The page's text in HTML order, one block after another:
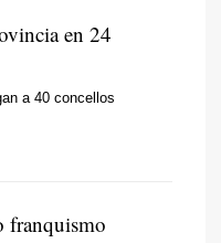
en 24
a 40 concellos
franquismo